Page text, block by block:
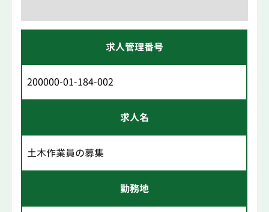
求人管理番号
200000-01-184-002
求人名
土木作業員の募集
勤務地